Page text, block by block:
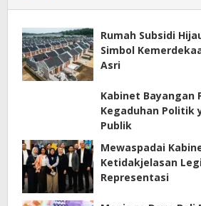
Rumah Subsidi
Simbol
Asri
Kabinet Bayangan
Kegaduhan Politik
Publik
Mewaspadai
Ketidakjelasan
Representasi